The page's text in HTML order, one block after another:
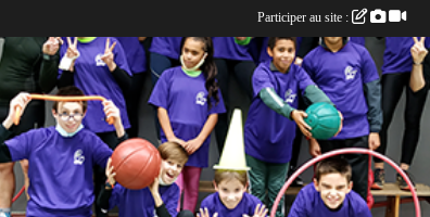
Participer au site :